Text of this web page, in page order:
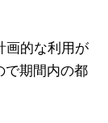
画的な利用が
で期間内の都